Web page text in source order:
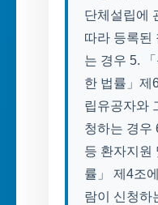
단체설립에
따라 등록된
는 경우 5.
한 법률」제
립유공자와
청하는 경우
등 환자지원
률」 제4조
람이 신청하